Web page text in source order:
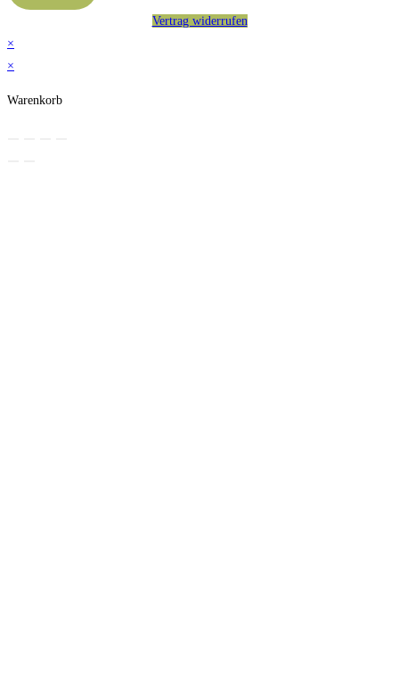
Vertrag widerrufen
×
×
Warenkorb